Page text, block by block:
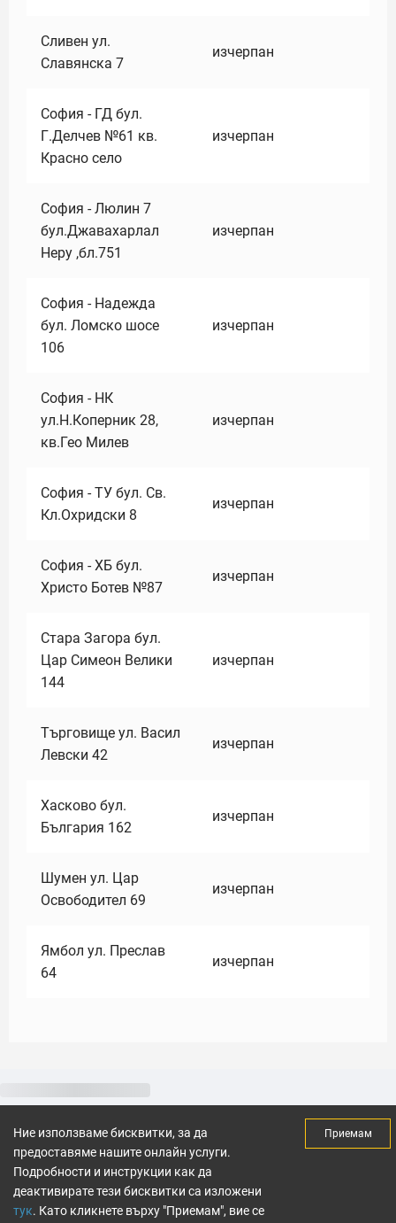
Сливен ул.
Славянска 7
изчерпан
София - ГД бул.
Г.Делчев №61 кв.
Красно село
изчерпан
София - Люлин 7
бул.Джавахарлал
Неру ,бл.751
изчерпан
София - Надежда
бул. Ломско шосе
106
изчерпан
София - НК
ул.Н.Коперник 28,
кв.Гео Милев
изчерпан
София - ТУ бул. Св.
Кл.Охридски 8
изчерпан
София - ХБ бул.
Христо Ботев №87
изчерпан
Стара Загора бул.
Цар Симеон Велики
144
изчерпан
Търговище ул. Васил
Левски 42
изчерпан
Хасково бул.
България 162
изчерпан
Шумен ул. Цар
Освободител 69
изчерпан
Ямбол ул. Преслав
64
изчерпан
Ние използваме бисквитки, за да
предоставяме нашите онлайн услуги.
Подробности и инструкции как да
деактивирате тези бисквитки са изложени
тук. Като кликнете върху "Приемам", вие се
Приемам